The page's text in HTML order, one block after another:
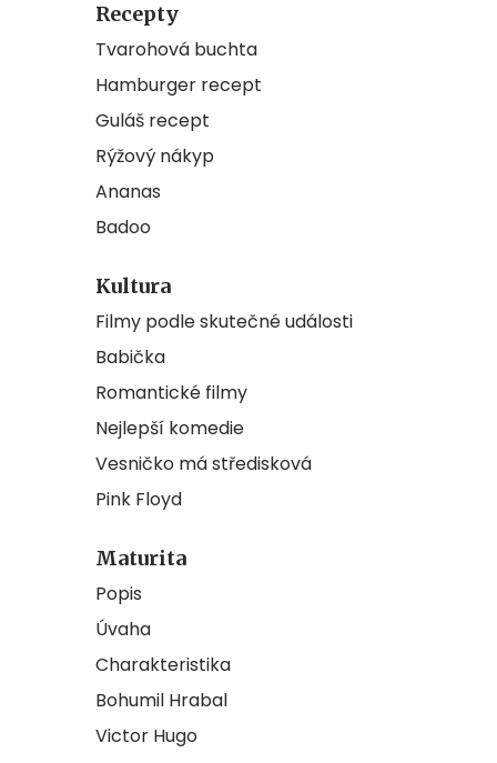
Recepty
Tvarohová buchta
Hamburger recept
Guláš recept
Rýžový nákyp
Ananas
Badoo
Kultura
Filmy podle skutečné události
Babička
Romantické filmy
Nejlepší komedie
Vesničko má středisková
Pink Floyd
Maturita
Popis
Úvaha
Charakteristika
Bohumil Hrabal
Victor Hugo